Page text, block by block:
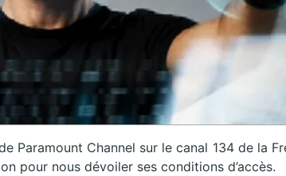
Paramount Channel sur le canal 134 de la
pour nous dévoiler ses conditions d’accès.